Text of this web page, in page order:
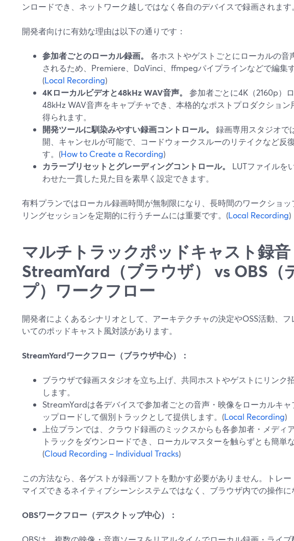
ンロードでき、ネットワーク越しではなく各自のデバイスで録画されます
開発者向けに有効な理由は以下の通りです：
参加者ごとのローカル録画。
各ホストやゲストごとにローカルの音
されるため、Premiere、DaVinci、ffmpegパイプラインなどで編集
(Local Recording)
4Kローカルビデオと48kHz WAV音声。
参加者ごとに4K（2160p）
48kHz WAV音声をキャプチャでき、本格的なポストプロダクション
得られます。
開発ツールに馴染みやすい録画コントロール。
録画専用スタジオで
開、キャンセルが可能で、コードウォークスルーのリテイクなど反
す。(How to Create a Recording)
カラープリセットとグレーディングコントロール。
LUTファイルを
わせた一貫した見た目を素早く設定できます。
有料プランではローカル録画時間が無制限になり、長時間のワークショ
リングセッションを定期的に行うチームには重要です。(Local Recording)
マルチトラックポッドキャスト録音
StreamYard（ブラウザ） vs OBS（
プ）ワークフロー
開発者によくあるシナリオとして、アーキテクチャの決定やOSS活動、
いてのポッドキャスト風対談があります。
StreamYardワークフロー（ブラウザ中心）：
ブラウザで録画スタジオを立ち上げ、共同ホストやゲストにリンク
します。
StreamYardは各デバイスで参加者ごとの音声・映像をローカルキ
ップロードして個別トラックとして提供します。(Local Recording)
上位プランでは、クラウド録画のミックスからも各参加者・メディ
トラックをダウンロードでき、ローカルマスターを触らずとも簡単
(Cloud Recording – Individual Tracks)
この方法なら、各ゲストが録画ソフトを動かす必要がありません。トレ
マイズできるネイティブシーンシステムではなく、ブラウザ内での操作に
OBSワークフロー（デスクトップ中心）：